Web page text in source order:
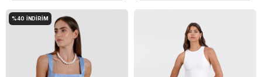
%40 İNDIRIM